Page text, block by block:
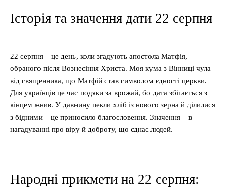
Історія та значення дати 22 серпня
22 серпня – це день, коли згадують апостола Матфія,
обраного після Вознесіння Христа. Моя кума з Вінниці чула
від священника, що Матфій став символом єдності церкви.
Для українців це час подяки за врожай, бо дата збігається з
кінцем жнив. У давнину пекли хліб із нового зерна й ділилися
з бідними – це приносило благословення. Значення – в
нагадуванні про віру й доброту, що єднає людей.
Народні прикмети на 22 серпня: